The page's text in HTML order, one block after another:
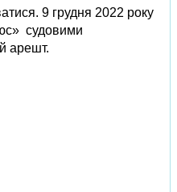
9 грудня 2022 року
судовими
арешт.